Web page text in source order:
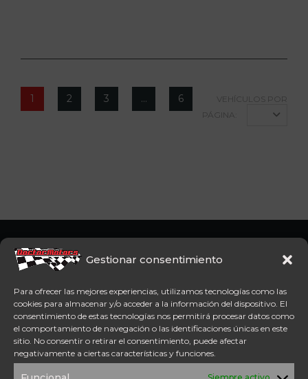
Gestionar consentimiento
Para ofrecer las mejores experiencias, utilizamos tecnologías como las
cookies para almacenar y/o acceder a la información del dispositivo. El
consentimiento de estas tecnologías nos permitirá procesar datos como
el comportamiento de navegación o las identificaciones únicas en este
sitio. No consentir o retirar el consentimiento, puede afectar
negativamente a ciertas características y funciones.
1 2 3 … 6
VEHÍCULOS POR
PÁGINA:
CFMoto Y Mitt. Estamos en
técnico oficial Mitt y CFMoto.
Tel: 654 98 23 30
ACCESO DIRECTO
TÉRMINOS Y